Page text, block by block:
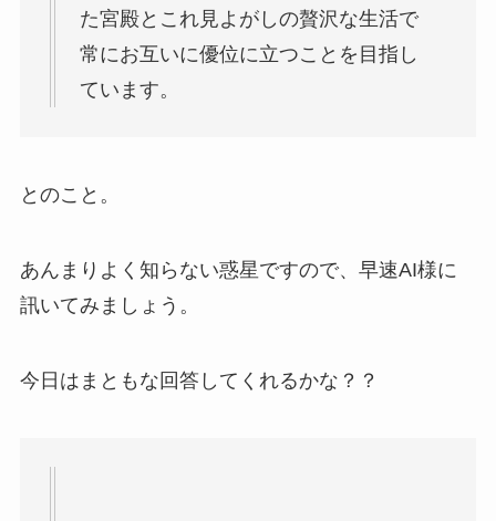
た宮殿とこれ見よがしの贅沢な生活で
常にお互いに優位に立つことを目指し
ています。
とのこと。
あんまりよく知らない惑星ですので、早速AI様に
訊いてみましょう。
今日はまともな回答してくれるかな？？